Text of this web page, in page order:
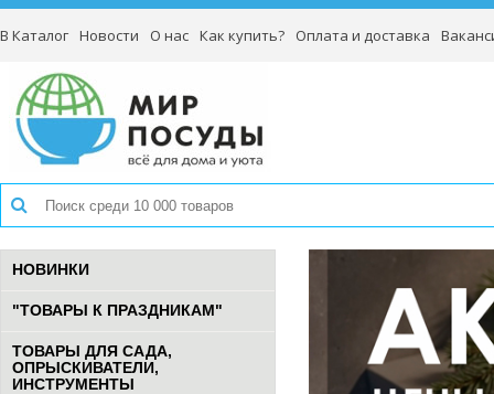
В Каталог Новости О нас Как купить? Оплата и доставка
НОВИНКИ
"ТОВАРЫ К ПРАЗДНИКАМ"
ТОВАРЫ ДЛЯ САДА,
ОПРЫСКИВАТЕЛИ,
ИНСТРУМЕНТЫ